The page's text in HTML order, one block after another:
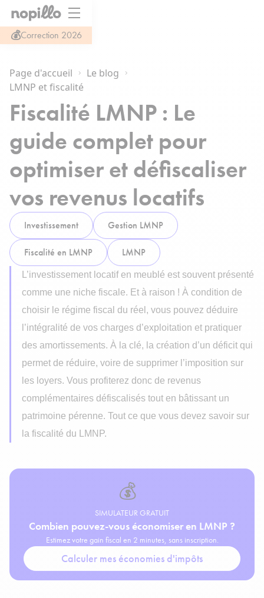
💰Correction 2026
Page d'accueil
Le blog
LMNP et fiscalité
Fiscalité LMNP : Le
guide complet pour
optimiser et défiscaliser
vos revenus locatifs
Investissement Gestion LMNP
Fiscalité en LMNP LMNP
L’investissement locatif en meublé est souvent présenté
comme une niche fiscale. Et à raison ! À condition de
choisir le régime fiscal du réel, vous pouvez déduire
l’intégralité de vos charges d’exploitation et pratiquer
des amortissements. À la clé, la création d’un déficit qui
permet de réduire, voire de supprimer l’imposition sur
les loyers. Vous profiterez donc de revenus
complémentaires défiscalisés tout en bâtissant un
patrimoine pérenne. Tout ce que vous devez savoir sur
la fiscalité du LMNP.
💰
SIMULATEUR GRATUIT
Combien pouvez-vous économiser en LMNP ?
Estimez votre gain fiscal en 2 minutes, sans inscription.
Calculer mes économies d'impôts